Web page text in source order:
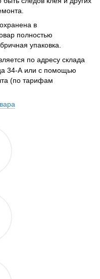
в
полностью
упаковка.
по адресу склада
34-А или с помощью
(по тарифам